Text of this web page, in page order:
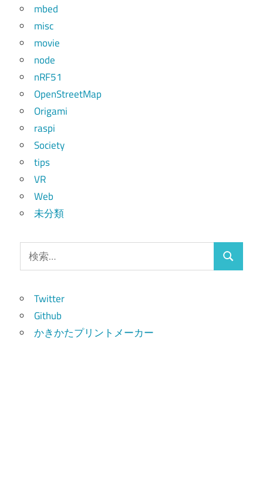
mbed
misc
movie
node
nRF51
OpenStreetMap
Origami
raspi
Society
tips
VR
Web
未分類
索:
検
Twitter
Github
かきかたプリントメーカー